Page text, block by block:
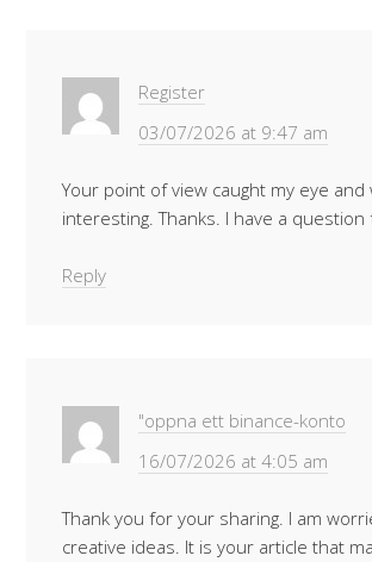
Register
03/07/2026 at 9:47 am
Your point of view caught my eye and
interesting. Thanks. I have a question
Reply
"oppna ett binance-konto
16/07/2026 at 4:05 am
Thank you for your sharing. I am
creative ideas. It is your article that